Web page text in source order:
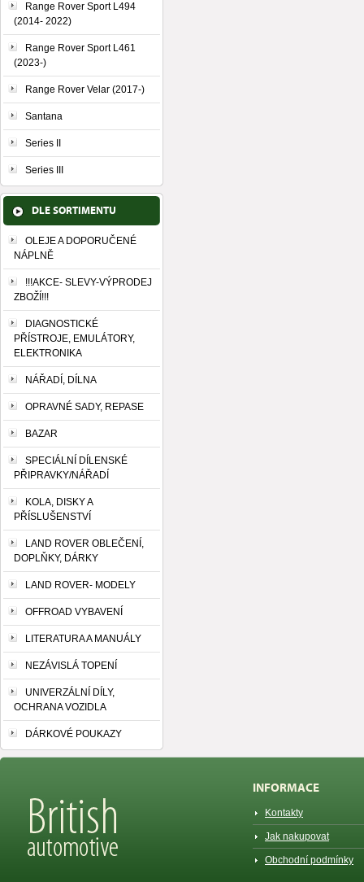
Range Rover Sport L494
(2014- 2022)
Range Rover Sport L461
(2023-)
Range Rover Velar (2017-)
Santana
Series II
Series III
DLE SORTIMENTU
OLEJE A DOPORUČENÉ
NÁPLNĚ
!!!AKCE- SLEVY-VÝPRODEJ
ZBOŽÍ!!!
DIAGNOSTICKÉ
PŘÍSTROJE, EMULÁTORY,
ELEKTRONIKA
NÁŘADÍ, DÍLNA
OPRAVNÉ SADY, REPASE
BAZAR
SPECIÁLNÍ DÍLENSKÉ
PŘIPRAVKY/NÁŘADÍ
KOLA, DISKY A
PŘÍSLUŠENSTVÍ
LAND ROVER OBLEČENÍ,
DOPLŇKY, DÁRKY
LAND ROVER- MODELY
OFFROAD VYBAVENÍ
LITERATURA A MANUÁLY
NEZÁVISLÁ TOPENÍ
UNIVERZÁLNÍ DÍLY,
OCHRANA VOZIDLA
DÁRKOVÉ POUKAZY
INFORMACE
Kontakty
Jak nakupovat
Obchodní podmínky